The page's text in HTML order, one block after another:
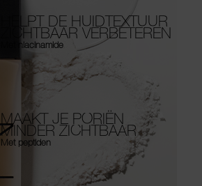
HELPT DE HUIDTEXTUUR
ZICHTBAAR VERBETEREN
Met niacinamide
MAAKT JE PORIËN
MINDER ZICHTBAAR
Met peptiden